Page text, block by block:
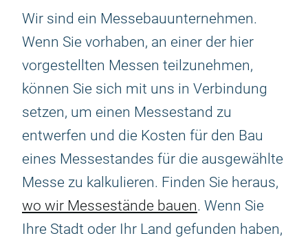
Wir sind ein Messebauunternehmen.
Wenn Sie vorhaben, an einer der hier
vorgestellten Messen teilzunehmen,
können Sie sich mit uns in Verbindung
setzen, um einen Messestand zu
entwerfen und die Kosten für den Bau
eines Messestandes für die ausgewählte
Messe zu kalkulieren. Finden Sie heraus,
wo wir Messestände bauen. Wenn Sie
Ihre Stadt oder Ihr Land gefunden haben,